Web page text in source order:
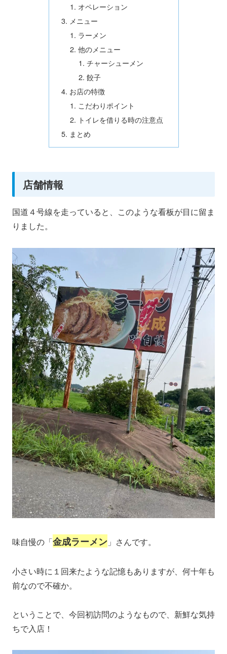
オペレーション
メニュー
ラーメン
他のメニュー
チャーシューメン
餃子
お店の特徴
こだわりポイント
トイレを借りる時の注意点
まとめ
店舗情報
国道４号線を走っていると、このような看板が目に留ま
りました。
味自慢の「金成ラーメン 」さんです。
小さい時に１回来たような記憶もありますが、何十年も
前なので不確か。
ということで、今回初訪問のようなもので、新鮮な気持
ちで入店！